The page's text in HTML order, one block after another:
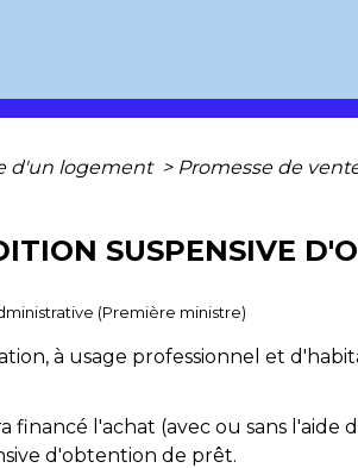
d'un logement > Promesse de
SUSPENSIVE
(Première ministre)
à usage professionnel et
financé l'achat (avec ou sans l'aide
d'obtention de prêt.